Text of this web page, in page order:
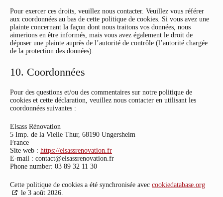
Pour exercer ces droits, veuillez nous contacter. Veuillez vous référer
aux coordonnées au bas de cette politique de cookies. Si vous avez une
plainte concernant la façon dont nous traitons vos données, nous
aimerions en être informés, mais vous avez également le droit de
déposer une plainte auprès de l’autorité de contrôle (l’autorité chargée
de la protection des données).
10. Coordonnées
Pour des questions et/ou des commentaires sur notre politique de
cookies et cette déclaration, veuillez nous contacter en utilisant les
coordonnées suivantes :
Elsass Rénovation
5 Imp. de la Vielle Thur, 68190 Ungersheim
France
Site web : https://elsassrenovation.fr
E-mail : contact@elsassrenovation.fr
Phone number: 03 89 32 11 30
Cette politique de cookies a été synchronisée avec cookiedatabase.org
le 3 août 2026.